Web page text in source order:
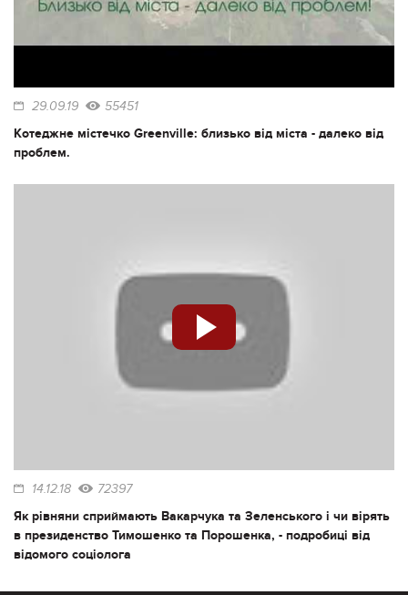
29.09.19 55451
Котеджне містечко Greenville: близько від міста - далеко від
проблем.
14.12.18 72397
Як рівняни сприймають Вакарчука та Зеленського і чи вірять
в президенство Тимошенко та Порошенка, - подробиці від
відомого соціолога